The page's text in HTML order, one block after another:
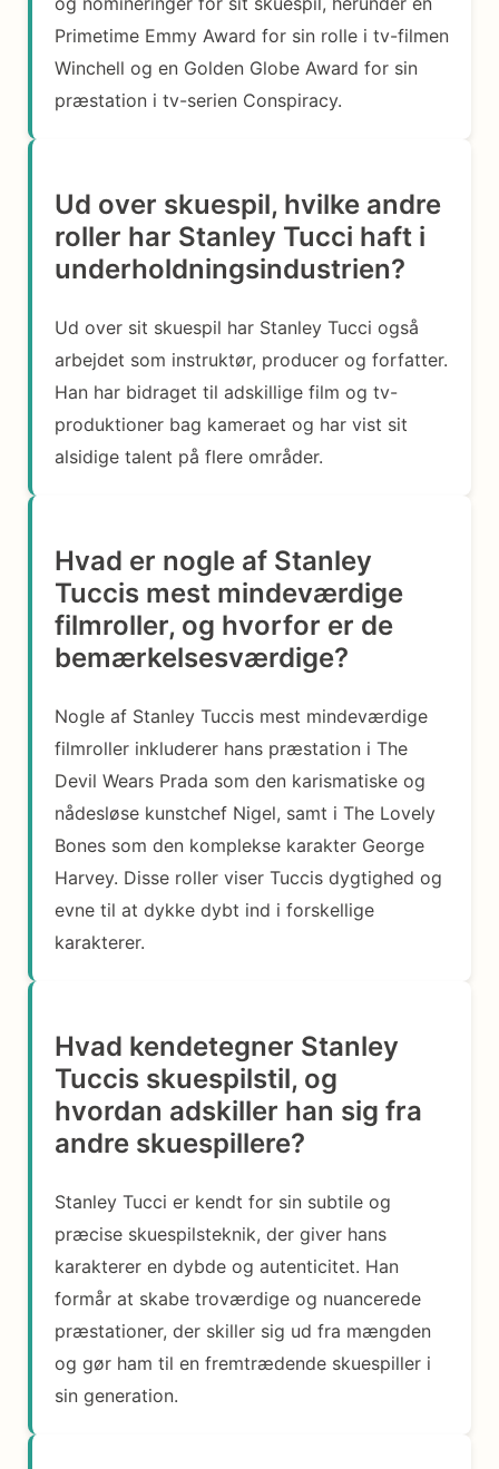
Primetime Emmy Award for sin rolle i tv-filmen
Winchell og en Golden Globe Award for sin
præstation i tv-serien Conspiracy.
Ud over skuespil, hvilke andre
roller har Stanley Tucci haft i
underholdningsindustrien?
Ud over sit skuespil har Stanley Tucci også
arbejdet som instruktør, producer og forfatter.
Han har bidraget til adskillige film og tv-
produktioner bag kameraet og har vist sit
alsidige talent på flere områder.
Hvad er nogle af Stanley
Tuccis mest mindeværdige
filmroller, og hvorfor er de
bemærkelsesværdige?
Nogle af Stanley Tuccis mest mindeværdige
filmroller inkluderer hans præstation i The
Devil Wears Prada som den karismatiske og
nådesløse kunstchef Nigel, samt i The Lovely
Bones som den komplekse karakter George
Harvey. Disse roller viser Tuccis dygtighed og
evne til at dykke dybt ind i forskellige
karakterer.
Hvad kendetegner Stanley
Tuccis skuespilstil, og
hvordan adskiller han sig fra
andre skuespillere?
Stanley Tucci er kendt for sin subtile og
præcise skuespilsteknik, der giver hans
karakterer en dybde og autenticitet. Han
formår at skabe troværdige og nuancerede
præstationer, der skiller sig ud fra mængden
og gør ham til en fremtrædende skuespiller i
sin generation.